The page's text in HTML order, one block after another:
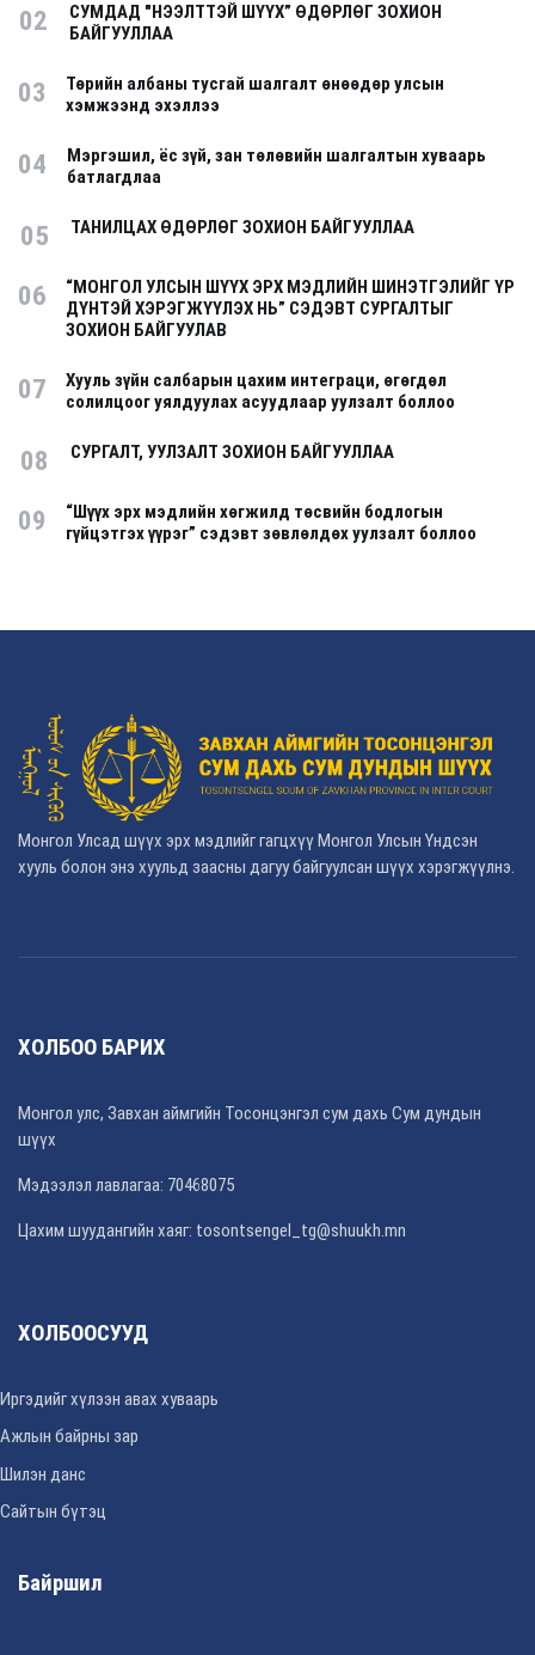
02
СУМДАД "НЭЭЛТТЭЙ ШҮҮХ” ӨДӨРЛӨГ ЗОХИОН
БАЙГУУЛЛАА
03
Төрийн албаны тусгай шалгалт өнөөдөр улсын
хэмжээнд эхэллээ
04
Мэргэшил, ёс зүй, зан төлөвийн шалгалтын хуваарь
батлагдлаа
05 ТАНИЛЦАХ ӨДӨРЛӨГ ЗОХИОН БАЙГУУЛЛАА
06
“МОНГОЛ УЛСЫН ШҮҮХ ЭРХ МЭДЛИЙН ШИНЭТГЭЛИЙГ ҮР
ДҮНТЭЙ ХЭРЭГЖҮҮЛЭХ НЬ” СЭДЭВТ СУРГАЛТЫГ
ЗОХИОН БАЙГУУЛАВ
07
Хууль зүйн салбарын цахим интеграци, өгөгдөл
солилцоог уялдуулах асуудлаар уулзалт боллоо
08 СУРГАЛТ, УУЛЗАЛТ ЗОХИОН БАЙГУУЛЛАА
09
“Шүүх эрх мэдлийн хөгжилд төсвийн бодлогын
гүйцэтгэх үүрэг” сэдэвт зөвлөлдөх уулзалт боллоо
Монгол Улсад шүүх эрх мэдлийг гагцхүү Монгол Улсын Үндсэн
хууль болон энэ хуульд заасны дагуу байгуулсан шүүх хэрэгжүүлнэ.
ХОЛБОО БАРИХ
Монгол улс, Завхан аймгийн Тосонцэнгэл сум дахь Сум дундын
шүүх
Мэдээлэл лавлагаа: 70468075
Цахим шуудангийн хаяг: tosontsengel_tg@shuukh.mn
ХОЛБООСУУД
Иргэдийг хүлээн авах хуваарь
Ажлын байрны зар
Шилэн данс
Сайтын бүтэц
Байршил